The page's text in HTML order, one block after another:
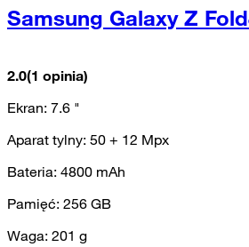
Samsung Galaxy Z
2.0(1 opinia)
Ekran: 7.6 "
Aparat tylny: 50 + 12 Mpx
Bateria: 4800 mAh
Pamięć: 256 GB
Waga: 201 g